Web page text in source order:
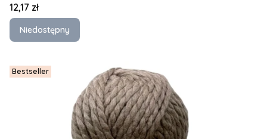
Cena
12,17 zł
Niedostępny
Bestseller